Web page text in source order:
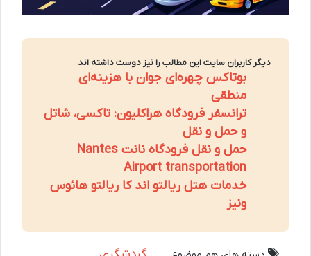
دیگر کاربران سایت این مطالب را نیز دوست داشته اند
بوتاکس چهره‌ای جوان با هزینه‌ای
منطقی
ترانسفر فرودگاه هراکلیون: تاکسی، شاتل
و حمل و نقل
حمل و نقل فرودگاه نانت Nantes
Airport transportation
خدمات هتل ریالتو اند کا ریالتو هائوس
ونیز